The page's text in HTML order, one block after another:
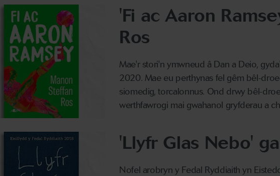
'Fi ac Aaron
Ros
Mae'r stori'n ymwneud â Dan a Deio,
2020. Mae eu perthynas fel gêm bêl-
siomedig, torcalonnus. Ond drwy bêl-
werthfawrogi mai gwahanol gryfderau a
'Llyfr Glas Nebo'
Nofel arobryn y Fedal Ryddiaith yn